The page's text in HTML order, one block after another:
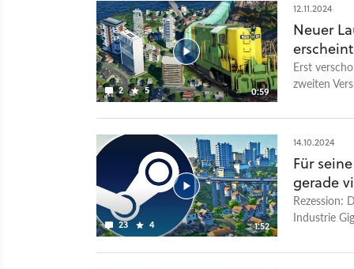
2 5 0:59
12.11.2024
Neuer
Erst
zweiten
Eigentlich
verschoben.
23 4 1:52
14.10.2024
Für
gerade
Rezession:
Industrie
Demos.